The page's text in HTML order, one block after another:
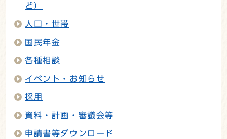
ど）
人口・世帯
国民年金
各種相談
イベント・お知らせ
採用
資料・計画・審議会等
申請書等ダウンロード